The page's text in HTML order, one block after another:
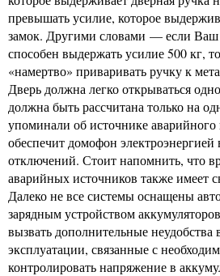
превышать усилие, которое
замок. Другими словами — если
способен выдержать усилие 500 кг,
«намертво» приваривать ручку к
Дверь должна легко открываться
должна быть рассчитана только на
упоминали об источнике
обеспечит домофон электроэнергией
отключений. Стоит напомнить, что
аварийных источников также имеет
Далеко не все системы оснащены
зарядным устройством
вызвать дополнительные неудобства
эксплуатации, связанные с
контролировать напряжение в